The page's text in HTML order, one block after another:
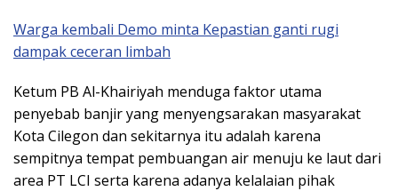
Warga kembali Demo minta Kepastian ganti rugi
dampak ceceran limbah
Ketum PB Al-Khairiyah menduga faktor utama
penyebab banjir yang menyengsarakan masyarakat
Kota Cilegon dan sekitarnya itu adalah karena
sempitnya tempat pembuangan air menuju ke laut dari
area PT LCI serta karena adanya kelalaian pihak